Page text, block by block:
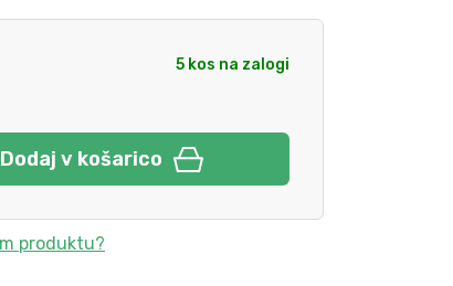
5 kos na zalogi
Dodaj v košarico
produktu?